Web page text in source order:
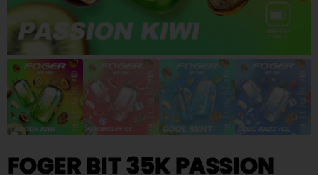
FOGER BIT 35K PASSION